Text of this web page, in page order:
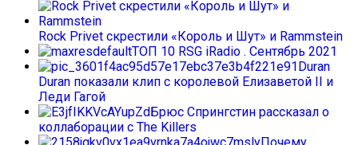
Rock Privet скрестили «Король и Шут» и Rammstein
ТОП 10 RSG iRadio . Сентябрь 2021
Duran
Duran показали клип с королевой Елизаветой II и
Леди Гагой
Брюс Спрингстин рассказал о
коллаборации с The Killers